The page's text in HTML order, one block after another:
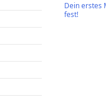
Dein erstes
fest!